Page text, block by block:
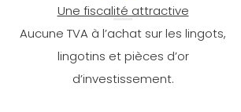
Une fiscalité attractive
Aucune TVA à l’achat sur les lingots,
lingotins et pièces d’or
d’investissement.